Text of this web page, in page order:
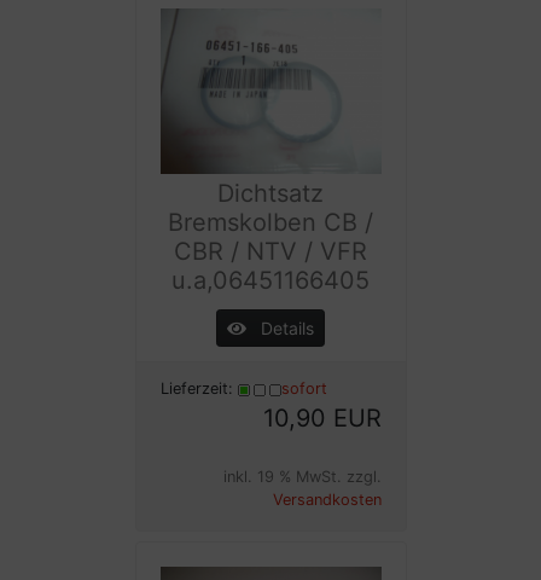
Dichtsatz
Bremskolben CB /
CBR / NTV / VFR
u.a,06451166405
Details
Lieferzeit: sofort
10,90 EUR
inkl. 19 % MwSt. zzgl.
Versandkosten